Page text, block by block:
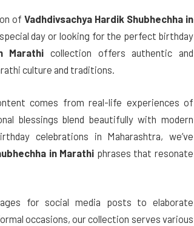
of Vadhdivsachya Hardik Shubhechha in
day or looking for the perfect birthday
Marathi collection offers authentic and
culture and traditions.
comes from real-life experiences of
blessings blend beautifully with modern
celebrations in Maharashtra, we’ve
in Marathi phrases that resonate
for social media posts to elaborate
occasions, our collection serves various